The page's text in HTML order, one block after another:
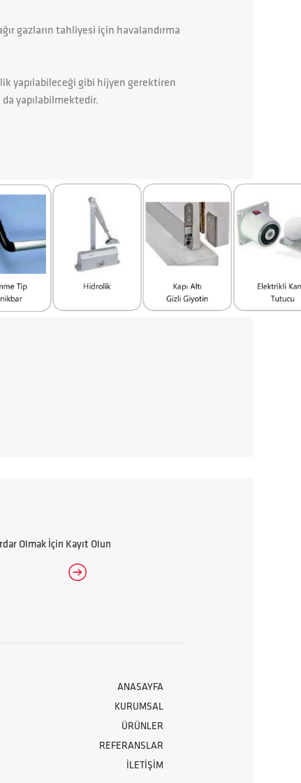
gazların tahliyesi için havalandırma
yapılabileceği gibi hijyen gerektiren
yapılabilmektedir.
Olmak İçin Kayıt Olun
ANASAYFA
KURUMSAL
ÜRÜNLER
REFERANSLAR
İLETİŞİM